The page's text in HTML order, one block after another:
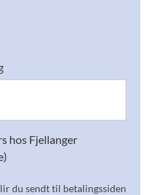
hos Fjellanger
du sendt til betalingssiden